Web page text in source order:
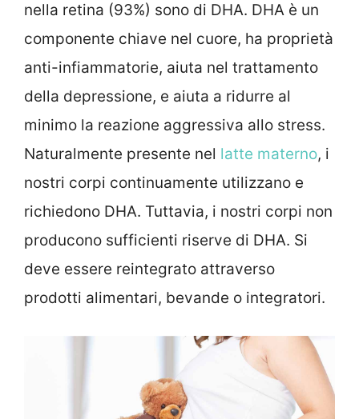
nella retina (93%) sono di DHA. DHA è un
componente chiave nel cuore, ha proprietà
anti-infiammatorie, aiuta nel trattamento
della depressione, e aiuta a ridurre al
minimo la reazione aggressiva allo stress.
Naturalmente presente nel latte materno, i
nostri corpi continuamente utilizzano e
richiedono DHA. Tuttavia, i nostri corpi non
producono sufficienti riserve di DHA. Si
deve essere reintegrato attraverso
prodotti alimentari, bevande o integratori.